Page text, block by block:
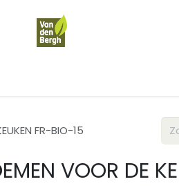
FR-BIO-15
VOOR DE